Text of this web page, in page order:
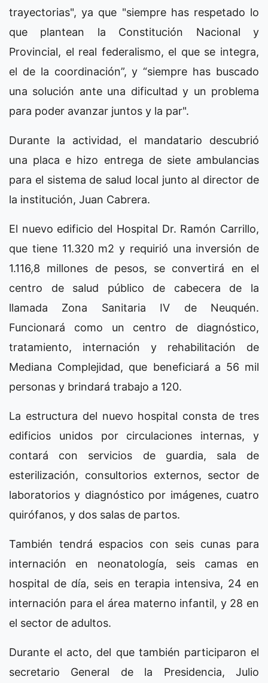
trayectorias", ya que "siempre has respetado lo
que plantean la Constitución Nacional y
Provincial, el real federalismo, el que se integra,
el de la coordinación”, y “siempre has buscado
una solución ante una dificultad y un problema
para poder avanzar juntos y la par".
Durante la actividad, el mandatario descubrió
una placa e hizo entrega de siete ambulancias
para el sistema de salud local junto al director de
la institución, Juan Cabrera.
El nuevo edificio del Hospital Dr. Ramón Carrillo,
que tiene 11.320 m2 y requirió una inversión de
1.116,8 millones de pesos, se convertirá en el
centro de salud público de cabecera de la
llamada Zona Sanitaria IV de Neuquén.
Funcionará como un centro de diagnóstico,
tratamiento, internación y rehabilitación de
Mediana Complejidad, que beneficiará a 56 mil
personas y brindará trabajo a 120.
La estructura del nuevo hospital consta de tres
edificios unidos por circulaciones internas, y
contará con servicios de guardia, sala de
esterilización, consultorios externos, sector de
laboratorios y diagnóstico por imágenes, cuatro
quirófanos, y dos salas de partos.
También tendrá espacios con seis cunas para
internación en neonatología, seis camas en
hospital de día, seis en terapia intensiva, 24 en
internación para el área materno infantil, y 28 en
el sector de adultos.
Durante el acto, del que también participaron el
secretario General de la Presidencia, Julio